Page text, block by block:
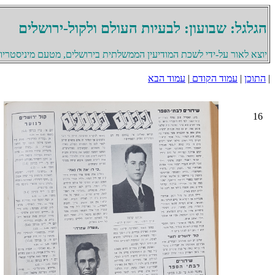
הגלגל: שבועון: לבעיות העולם ולקול-ירושלים
יוצא לאור על-ידי לשכת המודיעין הממשלתית בירושלים, מטעם
| התוכן | עמוד הקודם | עמוד הבא
16